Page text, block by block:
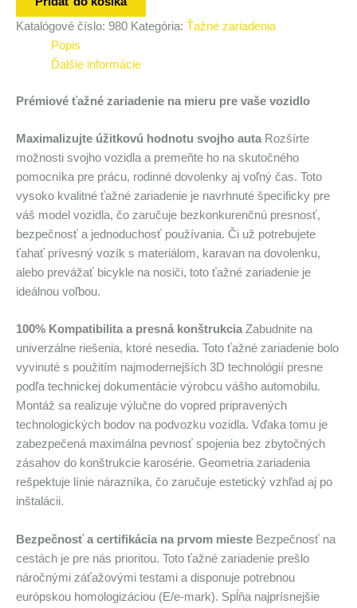
Katalógové číslo: 980 Kategória: Ťažné zariadenia
Popis
Ďalšie informácie
Prémiové ťažné zariadenie na mieru pre vaše vozidlo
Maximalizujte úžitkovú hodnotu svojho auta Rozšírte
možnosti svojho vozidla a premeňte ho na skutočného
pomocníka pre prácu, rodinné dovolenky aj voľný čas. Toto
vysoko kvalitné ťažné zariadenie je navrhnuté špecificky pre
váš model vozidla, čo zaručuje bezkonkurenčnú presnosť,
bezpečnosť a jednoduchosť používania. Či už potrebujete
ťahať prívesný vozík s materiálom, karavan na dovolenku,
alebo prevážať bicykle na nosiči, toto ťažné zariadenie je
ideálnou voľbou.
100% Kompatibilita a presná konštrukciaZabudnite na
univerzálne riešenia, ktoré nesedia. Toto ťažné zariadenie bolo
vyvinuté s použitím najmodernejších 3D technológií presne
podľa technickej dokumentácie výrobcu vášho automobilu.
Montáž sa realizuje výlučne do vopred pripravených
technologických bodov na podvozku vozidla. Vďaka tomu je
zabezpečená maximálna pevnosť spojenia bez zbytočných
zásahov do konštrukcie karosérie. Geometria zariadenia
rešpektuje línie nárazníka, čo zaručuje estetický vzhľad aj po
inštalácii.
Bezpečnosť a certifikácia na prvom mieste Bezpečnosť na
cestách je pre nás prioritou. Toto ťažné zariadenie prešlo
náročnými záťažovými testami a disponuje potrebnou
európskou homologizáciou (E/e-mark). Spĺňa najprísnejšie